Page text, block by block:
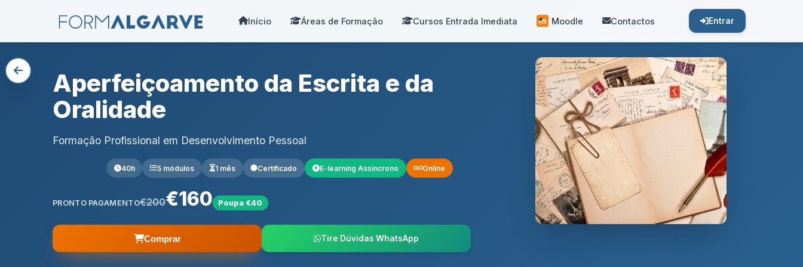
Início Áreas de Formação Cursos Entrada Imediata Moodle Contactos Entrar
Aperfeiçoamento da Escrita e da
Oralidade
Formação Profissional em Desenvolvimento Pessoal
40h 5 módulos 1 mês Certificado E-learning Assíncrono Online
PRONTO PAGAMENTO€200€160 Poupa €40
Comprar Tire Dúvidas WhatsApp